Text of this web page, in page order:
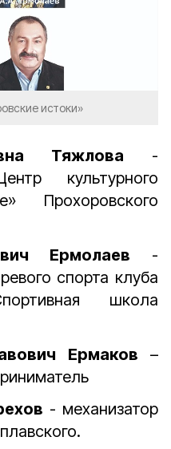
истоки»
Тяжлова -
культурного
Прохоровского
Ермолаев -
спорта клуба
школа
Ермаков –
- механизатор